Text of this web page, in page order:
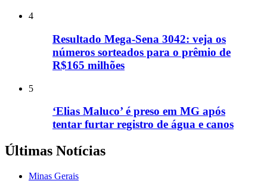
4
Resultado Mega-Sena 3042: veja os
números sorteados para o prêmio de
R$165 milhões
5
‘Elias Maluco’ é preso em MG após
tentar furtar registro de água e canos
Últimas Notícias
Minas Gerais